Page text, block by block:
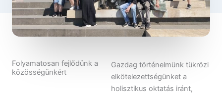
Folyamatosan fejlődünk a
közösségünkért
Gazdag történelmünk tükrözi
elkötelezettségünket a
holisztikus oktatás iránt,